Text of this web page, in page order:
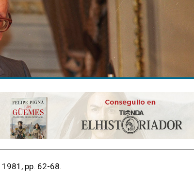
1981, pp. 62-68.